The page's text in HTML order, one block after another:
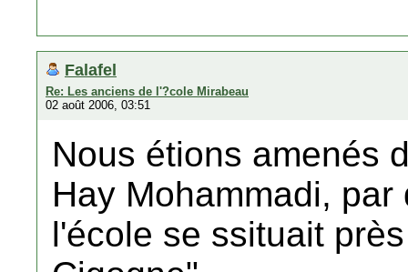
Falafel
Re: Les anciens de l'?cole Mirabeau
02 août 2006, 03:51
Nous étions amenés
Hay Mohammadi, par
l'école se ssituait